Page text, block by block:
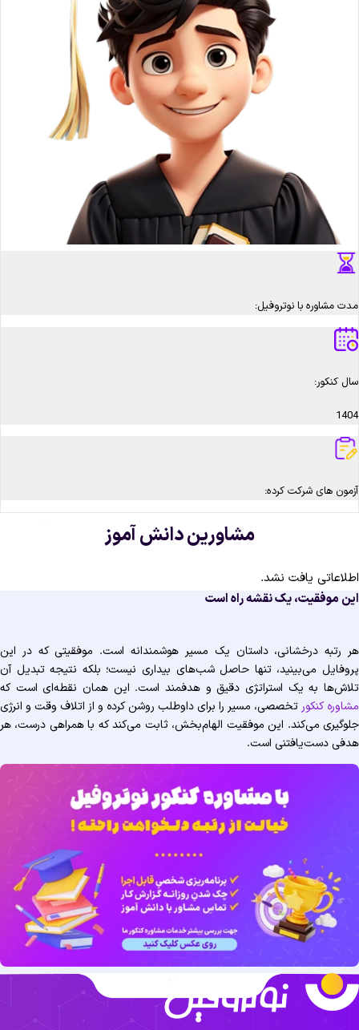
مدت مشاوره با نوتروفیل:
سال کنکور:
1404
آزمون های شرکت کرده:
مشاورین دانش آموز
اطلاعاتی یافت نشد.
این موفقیت، یک نقشه راه است
هر رتبه درخشانی، داستان یک مسیر هوشمندانه است. موفقیتی که در این
پروفایل می‌بینید، تنها حاصل شب‌های بیداری نیست؛ بلکه نتیجه تبدیل آن
تلاش‌ها به یک استراتژی دقیق و هدفمند است. این همان نقطه‌ای است که
مشاوره کنکور تخصصی، مسیر را برای داوطلب روشن کرده و از اتلاف وقت و انرژی
جلوگیری می‌کند. این موفقیت الهام‌بخش، ثابت می‌کند که با همراهی درست، هر
هدفی دست‌یافتنی است.